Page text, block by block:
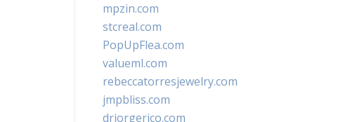
mpzin.com
stcreal.com
PopUpFlea.com
valueml.com
rebeccatorresjewelry.com
jmpbliss.com
drjorgerico.com